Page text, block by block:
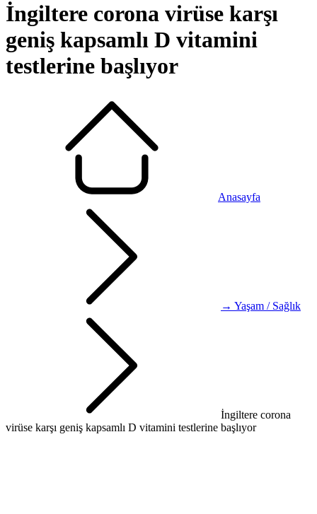
İngiltere corona virüse karşı
geniş kapsamlı D vitamini
testlerine başlıyor
Anasayfa
→ Yaşam / Sağlık
İngiltere corona
virüse karşı geniş kapsamlı D vitamini testlerine başlıyor